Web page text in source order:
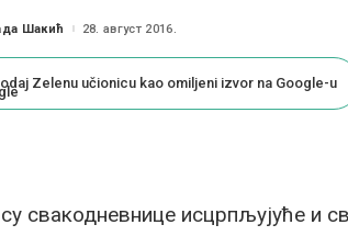
Шакић 28. август 2016.
Zelenu učionicu kao omiljeni izvor na Google-u
свакодневнице исцрпљујуће и